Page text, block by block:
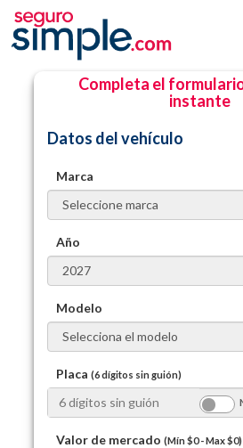
Completa el
instante
Datos del vehículo
Marca
Año
Modelo
Placa(6 dígitos sin guión)
Valor de mercado(Mín$0- Max$0)